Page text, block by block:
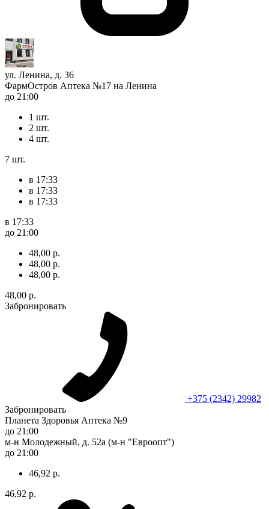
ул. Ленина, д. 36
ФармОстров Аптека №17 на Ленина
до 21:00
1 шт.
2 шт.
4 шт.
7 шт.
в 17:33
в 17:33
в 17:33
в 17:33
до 21:00
48,00 р.
48,00 р.
48,00 р.
48,00 р.
Забронировать
+375 (2342) 29982
Забронировать
Планета Здоровья Аптека №9
до 21:00
м-н Молодежный, д. 52а (м-н "Евроопт")
до 21:00
46,92 р.
46,92 р.